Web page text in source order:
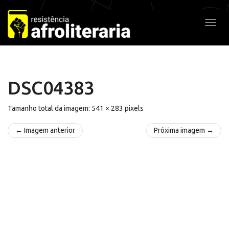
Pular
para
o
conteúdo
DSC04383
Tamanho total da imagem: 541 × 283 pixels
← Imagem anterior Próxima imagem →